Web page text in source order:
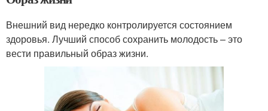
Внешний вид нередко контролируется состоянием
здоровья. Лучший способ сохранить молодость – это
вести правильный образ жизни.